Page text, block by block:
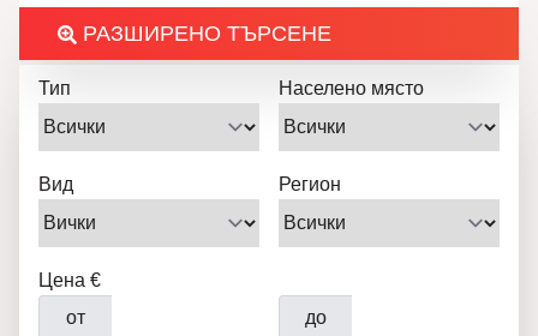
РАЗШИРЕНО ТЪРСЕНЕ
Тип Населено място
Вид Регион
Цена €
от
до